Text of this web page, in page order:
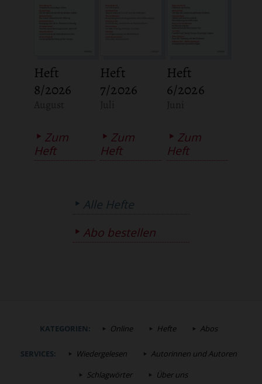
Heft
8/2026
Zum
Heft
Heft
7/2026
Zum
Heft
Heft
6/2026
Zum
Heft
Alle Hefte
Abo bestellen
KATEGORIEN: Online Hefte Abos
SERVICES: Wiedergelesen
Autorinnen und Autoren
Schlagwörter
Über uns